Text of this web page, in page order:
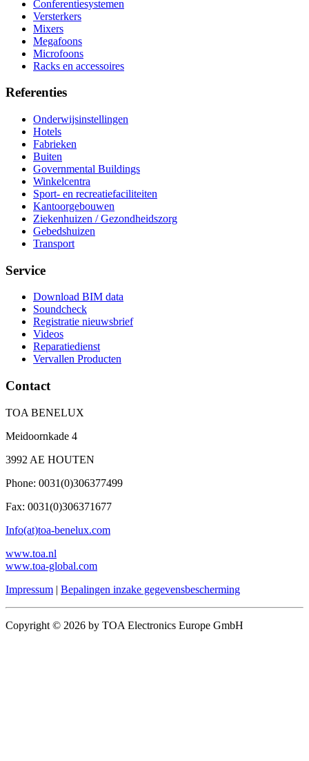
Conferentiesystemen
Versterkers
Mixers
Megafoons
Microfoons
Racks en accessoires
Referenties
Onderwijsinstellingen
Hotels
Fabrieken
Buiten
Governmental Buildings
Winkelcentra
Sport- en recreatiefaciliteiten
Kantoorgebouwen
Ziekenhuizen / Gezondheidszorg
Gebedshuizen
Transport
Service
Download BIM data
Soundcheck
Registratie nieuwsbrief
Videos
Reparatiedienst
Vervallen Producten
Contact
TOA BENELUX
Meidoornkade 4
3992 AE HOUTEN
Phone: 0031(0)306377499
Fax: 0031(0)306371677
Info(at)toa-benelux.com
www.toa.nl
www.toa-global.com
Impressum | Bepalingen inzake gegevensbescherming
Copyright © 2026 by TOA Electronics Europe GmbH